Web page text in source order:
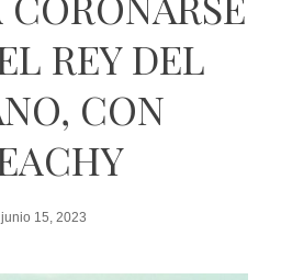
REY DEL
CON
junio 15, 2023